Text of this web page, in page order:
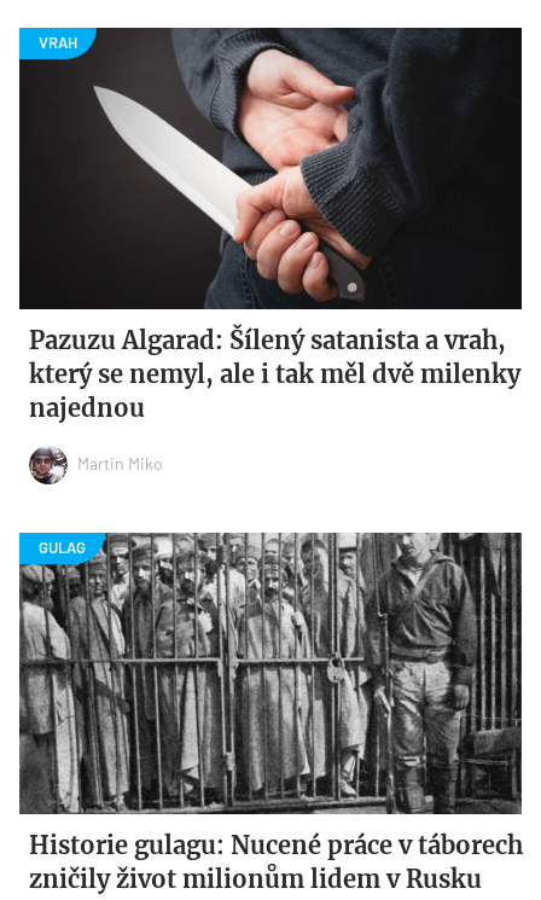
Pazuzu Algarad: Šílený satanista a vrah,
který se nemyl, ale i tak měl dvě milenky
najednou
Martin Miko
Historie gulagu: Nucené práce v táborech
zničily život milionům lidem v Rusku